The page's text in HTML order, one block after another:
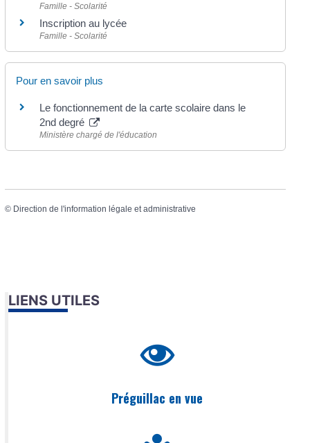
Famille - Scolarité
Inscription au lycée
Famille - Scolarité
Pour en savoir plus
Le fonctionnement de la carte scolaire dans le
2nd degré
Ministère chargé de l'éducation
© Direction de l'information légale et administrative
LIENS UTILES
Préguillac en vue